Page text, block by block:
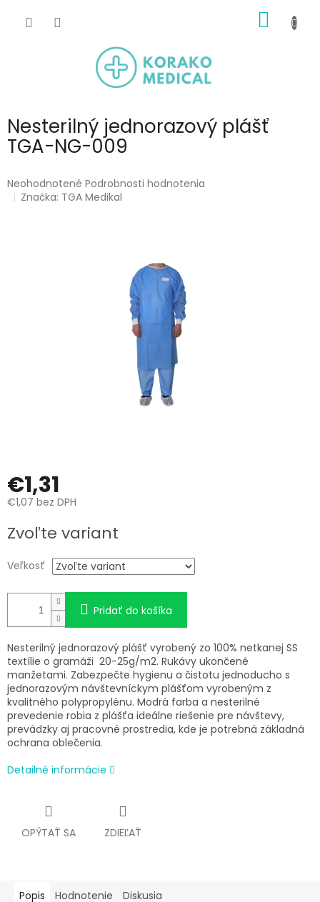
KOŠÍK
Nesterilný jednorazový plášť
TGA-NG-009
Priemerné
hodnotenie
Neohodnotené Podrobnosti hodnotenia
Značka: TGA Medikal
€1,31
€1,07 bez DPH
cena:
Zvoľte variant
Veľkosť
Pridať do košíka
Nesterilný jednorazový plášť vyrobený zo 100% netkanej SS
textílie o gramáži 20-25g/m2. Rukávy ukončené
manžetami. Zabezpečte hygienu a čistotu jednoducho s
jednorazovým návštevníckym plášťom vyrobeným z
kvalitného polypropylénu. Modrá farba a nesterilné
prevedenie robia z plášťa ideálne riešenie pre návštevy,
prevádzky aj pracovné prostredia, kde je potrebná základná
ochrana oblečenia.
Detailné informácie
OPÝTAŤ SA ZDIEĽAŤ
Popis Hodnotenie Diskusia